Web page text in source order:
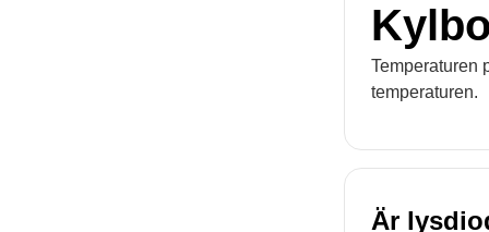
Temperaturen
temperaturen.
Är